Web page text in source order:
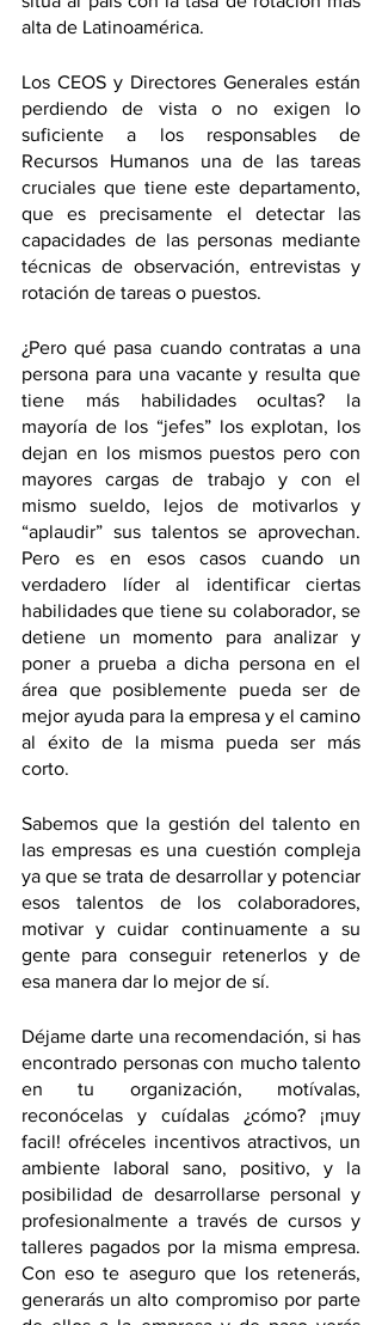
alta de Latinoamérica.
Los CEOS y Directores Generales están
perdiendo de vista o no exigen lo
suficiente a los responsables de
Recursos Humanos una de las tareas
cruciales que tiene este departamento,
que es precisamente el detectar las
capacidades de las personas mediante
técnicas de observación, entrevistas y
rotación de tareas o puestos.
¿Pero qué pasa cuando contratas a una
persona para una vacante y resulta que
tiene más habilidades ocultas? la
mayoría de los “jefes” los explotan, los
dejan en los mismos puestos pero con
mayores cargas de trabajo y con el
mismo sueldo, lejos de motivarlos y
“aplaudir” sus talentos se aprovechan.
Pero es en esos casos cuando un
verdadero líder al identificar ciertas
habilidades que tiene su colaborador, se
detiene un momento para analizar y
poner a prueba a dicha persona en el
área que posiblemente pueda ser de
mejor ayuda para la empresa y el camino
al éxito de la misma pueda ser más
corto.
Sabemos que la gestión del talento en
las empresas es una cuestión compleja
ya que se trata de desarrollar y potenciar
esos talentos de los colaboradores,
motivar y cuidar continuamente a su
gente para conseguir retenerlos y de
esa manera dar lo mejor de sí.
Déjame darte una recomendación, si has
encontrado personas con mucho talento
en tu organización, motívalas,
reconócelas y cuídalas ¿cómo? ¡muy
facil! ofréceles incentivos atractivos, un
ambiente laboral sano, positivo, y la
posibilidad de desarrollarse personal y
profesionalmente a través de cursos y
talleres pagados por la misma empresa.
Con eso te aseguro que los retenerás,
generarás un alto compromiso por parte